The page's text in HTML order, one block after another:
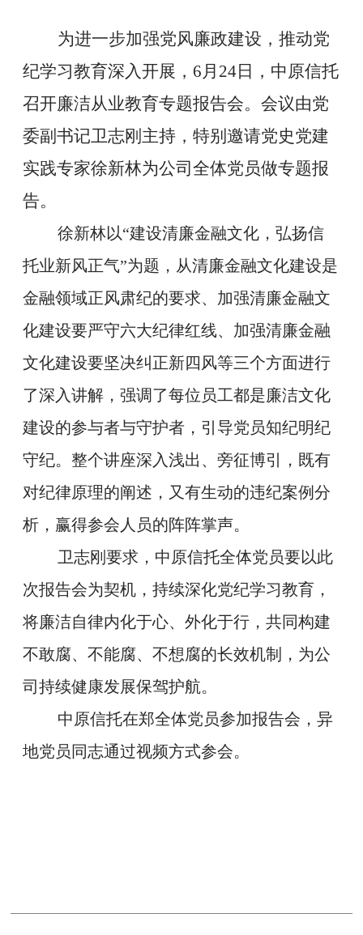
为进一步加强党风廉政建设，推动党
纪学习教育深入开展，6月24日，中原信托
召开廉洁从业教育专题报告会。会议由党
委副书记卫志刚主持，特别邀请党史党建
实践专家徐新林为公司全体党员做专题报
告。
徐新林以“建设清廉金融文化，弘扬信
托业新风正气”为题，从清廉金融文化建设是
金融领域正风肃纪的要求、加强清廉金融文
化建设要严守六大纪律红线、加强清廉金融
文化建设要坚决纠正新四风等三个方面进行
了深入讲解，强调了每位员工都是廉洁文化
建设的参与者与守护者，引导党员知纪明纪
守纪。整个讲座深入浅出、旁征博引，既有
对纪律原理的阐述，又有生动的违纪案例分
析，赢得参会人员的阵阵掌声。
卫志刚要求，中原信托全体党员要以此
次报告会为契机，持续深化党纪学习教育，
将廉洁自律内化于心、外化于行，共同构建
不敢腐、不能腐、不想腐的长效机制，为公
司持续健康发展保驾护航。
中原信托在郑全体党员参加报告会，异
地党员同志通过视频方式参会。